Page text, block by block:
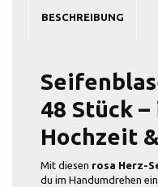
BESCHREIBUNG
48 Stück
Hochzeit
Mit diesen rosa Herz-
du im Handumdrehen